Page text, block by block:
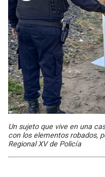
Un sujeto que vive en una
con los elementos robados,
Regional XV de Policía